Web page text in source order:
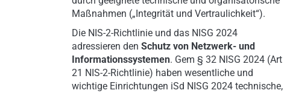
Maßnahmen („Integrität und Vertraulichkeit“).
Die NIS-2-Richtlinie und das NISG 2024
adressieren den Schutz von Netzwerk- und
Informationssystemen. Gem § 32 NISG 2024 (Art
21 NIS-2-Richtlinie) haben wesentliche und
wichtige Einrichtungen iSd NISG 2024 technische,